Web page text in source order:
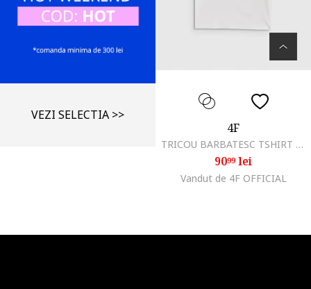
VEZI SELECTIA >>
4F
TRICOU BARBATESC TSHIRT BUMBAC MATERIAL SUPER Alb
9099lei
Vandut de 4F OFFICIAL